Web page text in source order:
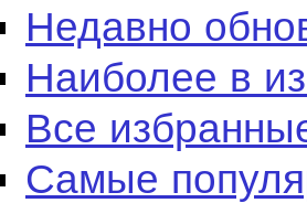
Недавно
Наиболее в
Все
Самые